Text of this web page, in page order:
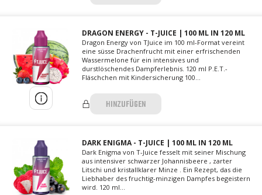
DRAGON ENERGY - T-JUICE | 100 ML IN 120 ML
Dragon Energy von TJuice im 100 ml-Format vereint
eine süsse Drachenfrucht mit einer erfrischenden
Wassermelone für ein intensives und
durstlöschendes Dampferlebnis. 120 ml P.E.T.-
Fläschchen mit Kindersicherung 100...
HINZUFÜGEN
DARK ENIGMA - T-JUICE | 100 ML IN 120 ML
Dark Enigma von T-Juice fesselt mit seiner Mischung
aus intensiver schwarzer Johannisbeere , zarter
Litschi und kristallklarer Minze . Ein Rezept, das die
Liebhaber des fruchtig-minzigen Dampfes begeistern
wird. 120 ml...